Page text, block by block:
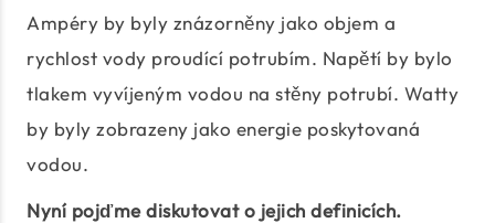
Ampéry by byly znázorněny jako objem a
rychlost vody proudící potrubím. Napětí by bylo
tlakem vyvíjeným vodou na stěny potrubí. Watty
by byly zobrazeny jako energie poskytovaná
vodou.
Nyní pojďme diskutovat o jejich definicích.